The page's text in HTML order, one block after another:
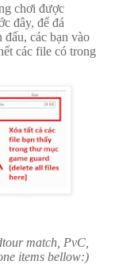
chơi được
đây, để đá
các bạn vào
các file có trong
match, PvC,
items bellow:)